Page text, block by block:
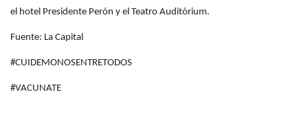
el hotel Presidente Perón y el Teatro Auditórium.
Fuente: La Capital
#CUIDEMONOSENTRETODOS
#VACUNATE